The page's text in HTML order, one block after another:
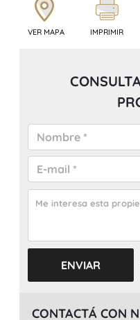
VER MAPA IMPRIMIR
CONTACTÁ CON